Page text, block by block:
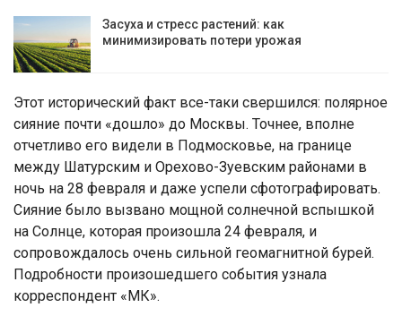
Засуха и стресс растений: как
минимизировать потери урожая
Этот исторический факт все-таки свершился: полярное
сияние почти «дошло» до Москвы. Точнее, вполне
отчетливо его видели в Подмосковье, на границе
между Шатурским и Орехово-Зуевским районами в
ночь на 28 февраля и даже успели сфотографировать.
Сияние было вызвано мощной солнечной вспышкой
на Солнце, которая произошла 24 февраля, и
сопровождалось очень сильной геомагнитной бурей.
Подробности произошедшего события узнала
корреспондент «МК».